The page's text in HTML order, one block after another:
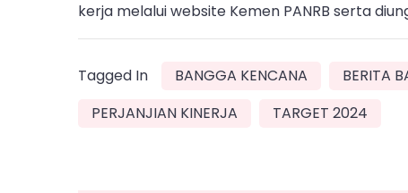
kerja melalui website Kemen PANRB serta
Tagged In BANGGA KENCANA BERITA
PERJANJIAN KINERJA
TARGET 2024